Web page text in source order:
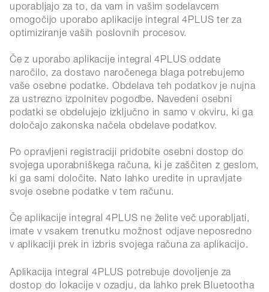
uporabljajo za to, da vam in vašim sodelavcem
omogočijo uporabo aplikacije integral 4PLUS ter za
optimiziranje vaših poslovnih procesov.
Če z uporabo aplikacije integral 4PLUS oddate
naročilo, za dostavo naročenega blaga potrebujemo
vaše osebne podatke. Obdelava teh podatkov je nujna
za ustrezno izpolnitev pogodbe. Navedeni osebni
podatki se obdelujejo izključno in samo v okviru, ki ga
določajo zakonska načela obdelave podatkov.
Po opravljeni registraciji pridobite osebni dostop do
svojega uporabniškega računa, ki je zaščiten z geslom,
ki ga sami določite. Nato lahko uredite in upravljate
svoje osebne podatke v tem računu.
Če aplikacije integral 4PLUS ne želite več uporabljati,
imate v vsakem trenutku možnost odjave neposredno
v aplikaciji prek in izbris svojega računa za aplikacijo.
Aplikacija integral 4PLUS potrebuje dovoljenje za
dostop do lokacije v ozadju, da lahko prek Bluetootha